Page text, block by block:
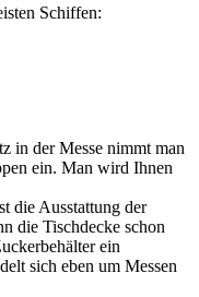
Schiffen:
in der Messe nimmt man
ein. Man wird Ihnen
die Ausstattung der
die Tischdecke schon
ein
sich eben um Messen